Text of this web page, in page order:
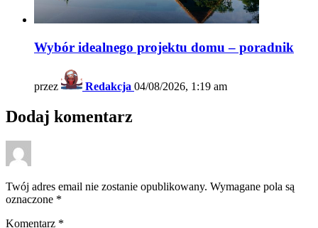
Wybór idealnego projektu domu – poradnik
przez Redakcja 04/08/2026, 1:19 am
Dodaj komentarz
Twój adres email nie zostanie opublikowany. Wymagane pola są
oznaczone *
Komentarz *